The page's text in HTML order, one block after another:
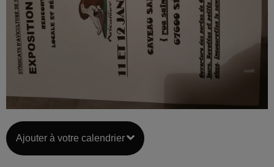
Ajouter à votre calendrier